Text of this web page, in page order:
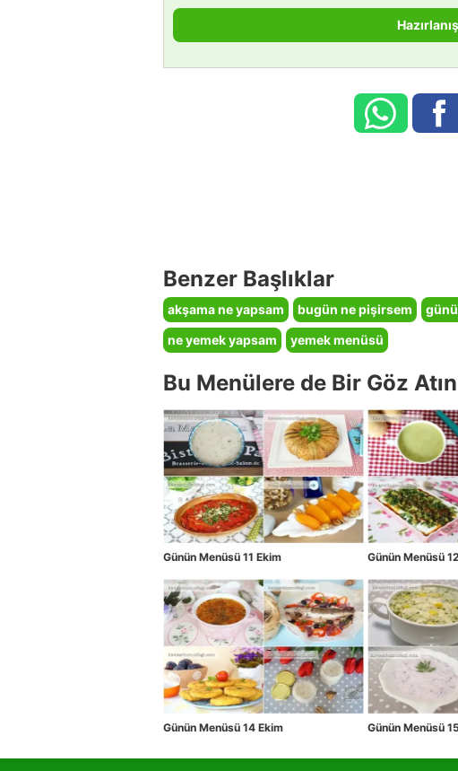
Benzer Başlıklar
akşama ne yapsam bugün ne pişirsem
ne yemek yapsam
yemek menüsü
Bu Menülere de Bir Göz Atın
Günün Menüsü 11 Ekim Günün Menüsü
Günün Menüsü 14 Ekim Günün Menüsü